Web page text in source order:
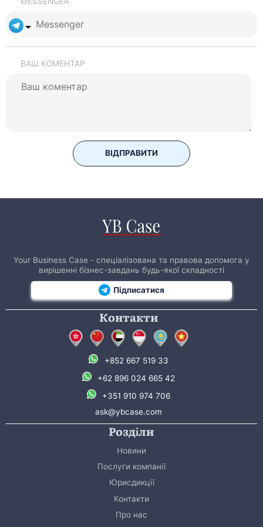
ВАШ КОМЕНТАР
ВІДПРАВИТИ
Your Business Case - спеціалізована та правова допомога у
вирішенні бізнес-завдань будь-якої складності
Підписатися
Контакти
+852 667 519 33
+62 896 024 665 42
+351 910 974 706
ask@ybcase.com
Розділи
Новини
Послуги компанії
Юрисдикції
Контакти
Про нас